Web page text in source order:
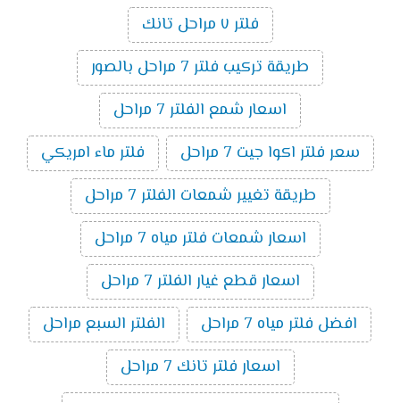
فلتر ٧ مراحل تانك
طريقة تركيب فلتر 7 مراحل بالصور
اسعار شمع الفلتر 7 مراحل
سعر فلتر اكوا جيت 7 مراحل
فلتر ماء امريكي
طريقة تغيير شمعات الفلتر 7 مراحل
اسعار شمعات فلتر مياه 7 مراحل
اسعار قطع غيار الفلتر 7 مراحل
افضل فلتر مياه 7 مراحل
الفلتر السبع مراحل
اسعار فلتر تانك 7 مراحل